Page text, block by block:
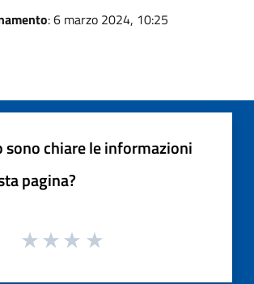
: 6 marzo 2024, 10:25
sono chiare le informazioni
pagina?